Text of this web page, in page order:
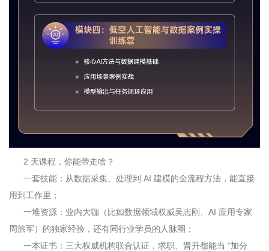
2 天课程，你能带走啥？
一套技能：从数据采集、处理到 AI 建模的全流程方法，能直接
用到工作里；
一堆资源：业内大咖（比如数据领域权威吴志刚、 AI 应用专家
周旅军）的独家经验，还有同行业学员的人脉圈；
一本证书：三大权威机构联合认证，求职、晋升都能当 “加分